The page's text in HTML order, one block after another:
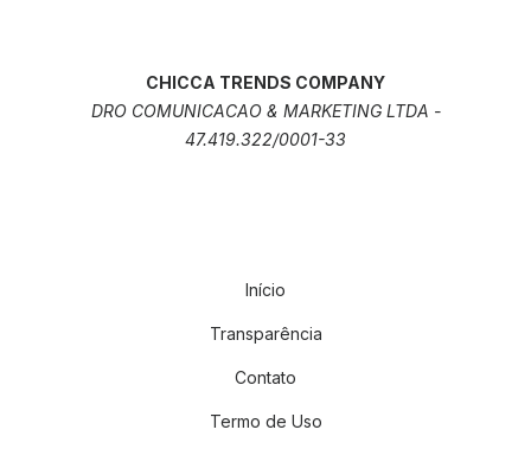
CHICCA TRENDS COMPANY
DRO COMUNICACAO & MARKETING LTDA -
47.419.322/0001-33
Início
Transparência
Contato
Termo de Uso